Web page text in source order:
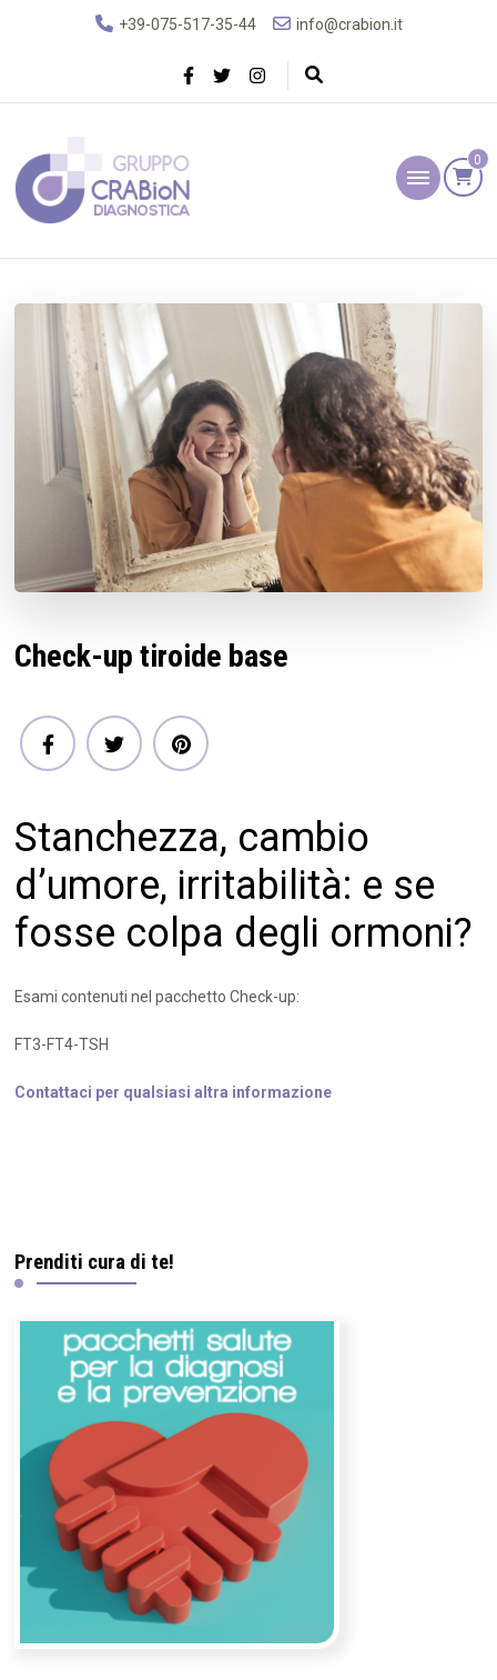
+39-075-517-35-44 info@crabion.it
Gruppo Crabion
Diagnostica
0
Check-up tiroide base
Stanchezza, cambio
d’umore, irritabilità: e se
fosse colpa degli ormoni?
Esami contenuti nel pacchetto Check-up:
FT3-FT4-TSH
Contattaci per qualsiasi altra informazione
Prenditi cura di te!